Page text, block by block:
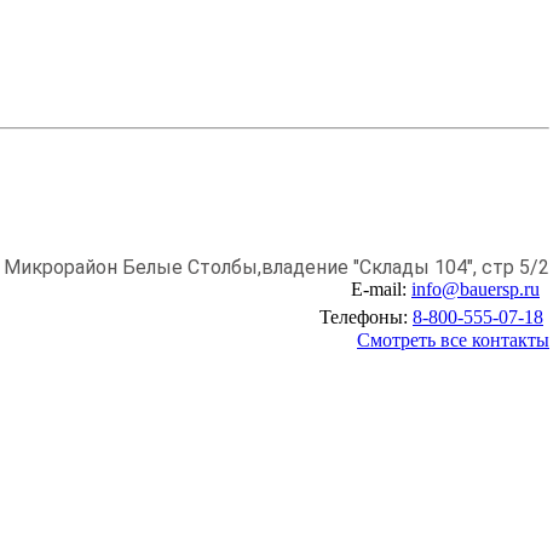
Микрорайон Белые Столбы,владение "Склады 104", стр 5/2
E-mail: info@bauersp.ru
Телефоны: 8-800-555-07-18
Смотреть все контакты